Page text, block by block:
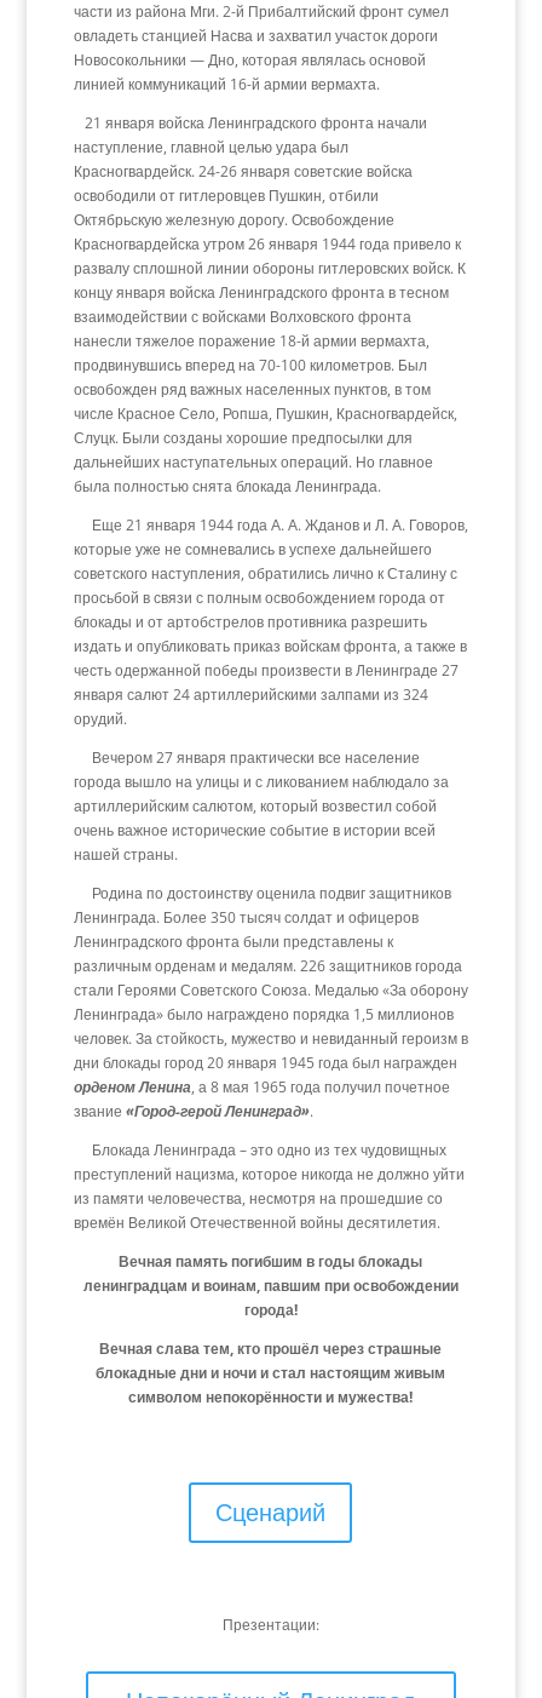
части из района Мги. 2-й Прибалтийский фронт сумел
овладеть станцией Насва и захватил участок дороги
Новосокольники — Дно, которая являлась основой
линией коммуникаций 16-й армии вермахта.
21 января войска Ленинградского фронта начали
наступление, главной целью удара был
Красногвардейск. 24-26 января советские войска
освободили от гитлеровцев Пушкин, отбили
Октябрьскую железную дорогу. Освобождение
Красногвардейска утром 26 января 1944 года привело к
развалу сплошной линии обороны гитлеровских войск. К
концу января войска Ленинградского фронта в тесном
взаимодействии с войсками Волховского фронта
нанесли тяжелое поражение 18-й армии вермахта,
продвинувшись вперед на 70-100 километров. Был
освобожден ряд важных населенных пунктов, в том
числе Красное Село, Ропша, Пушкин, Красногвардейск,
Слуцк. Были созданы хорошие предпосылки для
дальнейших наступательных операций. Но главное
была полностью снята блокада Ленинграда.
Еще 21 января 1944 года А. А. Жданов и Л. А. Говоров,
которые уже не сомневались в успехе дальнейшего
советского наступления, обратились лично к Сталину с
просьбой в связи с полным освобождением города от
блокады и от артобстрелов противника разрешить
издать и опубликовать приказ войскам фронта, а также в
честь одержанной победы произвести в Ленинграде 27
января салют 24 артиллерийскими залпами из 324
орудий.
Вечером 27 января практически все население
города вышло на улицы и с ликованием наблюдало за
артиллерийским салютом, который возвестил собой
очень важное исторические событие в истории всей
нашей страны.
Родина по достоинству оценила подвиг защитников
Ленинграда. Более 350 тысяч солдат и офицеров
Ленинградского фронта были представлены к
различным орденам и медалям. 226 защитников города
стали Героями Советского Союза. Медалью «За оборону
Ленинграда» было награждено порядка 1,5 миллионов
человек. За стойкость, мужество и невиданный героизм в
дни блокады город 20 января 1945 года был награжден
орденом Ленина, а 8 мая 1965 года получил почетное
звание «Город-герой Ленинград».
Блокада Ленинграда – это одно из тех чудовищных
преступлений нацизма, которое никогда не должно уйти
из памяти человечества, несмотря на прошедшие со
времён Великой Отечественной войны десятилетия.
Вечная память погибшим в годы блокады
ленинградцам и воинам, павшим при освобождении
города!
Вечная слава тем, кто прошёл через страшные
блокадные дни и ночи и стал настоящим живым
символом непокорённости и мужества!
Сценарий
Презентации: